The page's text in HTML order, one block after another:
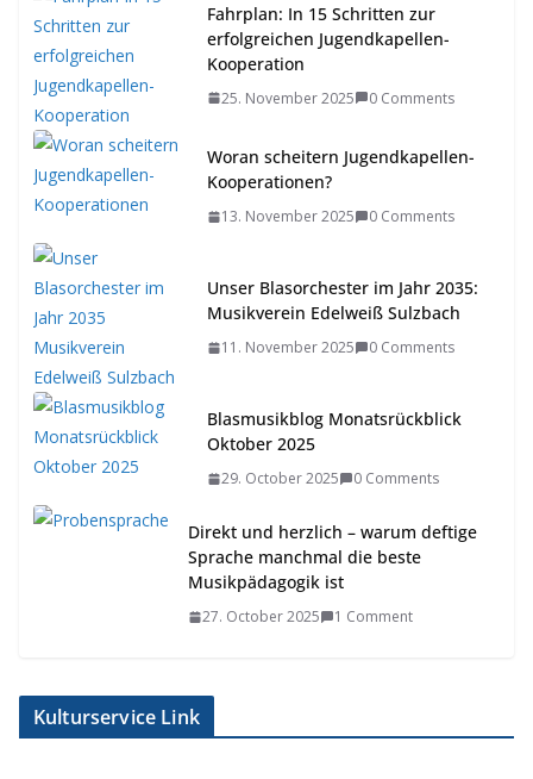
Fahrplan: In 15 Schritten zur
erfolgreichen Jugendkapellen-
Kooperation
25. November 2025 0 Comments
Woran scheitern Jugendkapellen-
Kooperationen?
13. November 2025 0 Comments
Unser Blasorchester im Jahr 2035:
Musikverein Edelweiß Sulzbach
11. November 2025 0 Comments
Blasmusikblog Monatsrückblick
Oktober 2025
29. October 2025 0 Comments
Direkt und herzlich – warum deftige
Sprache manchmal die beste
Musikpädagogik ist
27. October 2025 1 Comment
Kulturservice Link